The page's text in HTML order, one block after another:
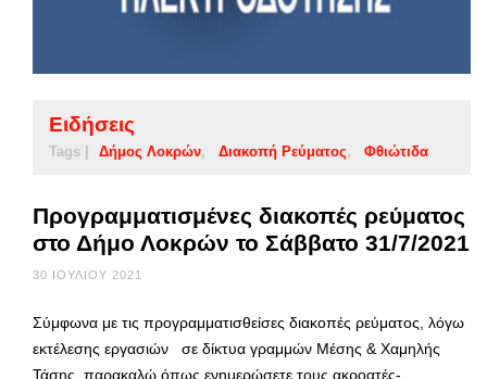
Ειδήσεις
Tags | Δήμος Λοκρών Διακοπή Ρεύματος Φθιώτιδα
Προγραμματισμένες διακοπές ρεύματος
στο Δήμο Λοκρών το Σάββατο 31/7/2021
30 ΙΟΥΛΊΟΥ 2021
Σύμφωνα με τις προγραμματισθείσες διακοπές ρεύματος, λόγω
εκτέλεσης εργασιών σε δίκτυα γραμμών Μέσης & Χαμηλής
Τάσης, παρακαλώ όπως ενημερώσετε τους ακροατές-